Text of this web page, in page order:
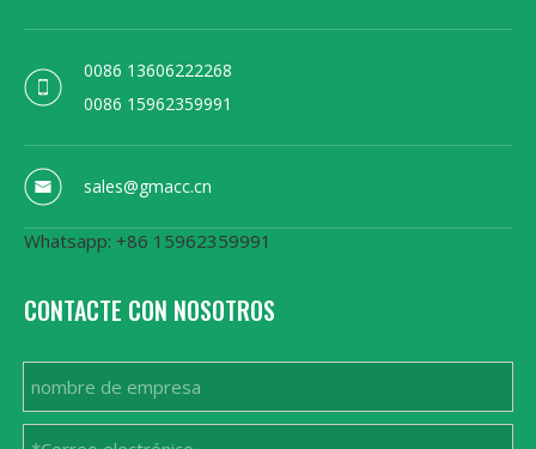
0086 13606222268
0086 15962359991
sales@gmacc.cn
Whatsapp: +86 15962359991
CONTACTE CON NOSOTROS